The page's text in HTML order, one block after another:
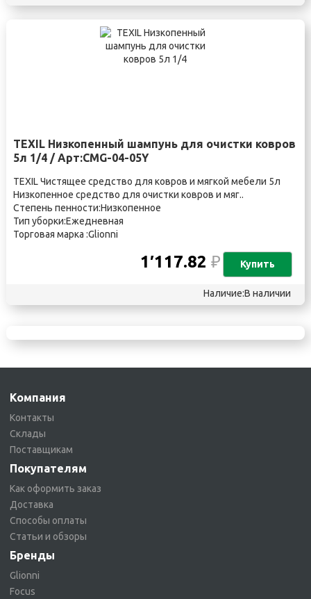
TEXIL Низкопенный шампунь для очистки ковров
5л 1/4 / Арт:CMG-04-05Y
TEXIL Чистящее средство для ковров и мягкой мебели 5л
Низкопенное средство для очистки ковров и мяг..
Степень пенности:Низкопенное
Тип уборки:Ежедневная
Торговая марка :Glionni
1′117.82₽ Купить
Наличие:В наличии
Компания
Контакты
Склады
Поставщикам
Покупателям
Как оформить заказ
Доставка
Способы оплаты
Статьи и обзоры
Бренды
Glionni
Focus